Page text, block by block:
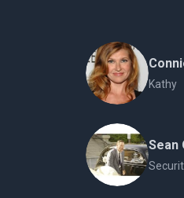
Kathy
Sean